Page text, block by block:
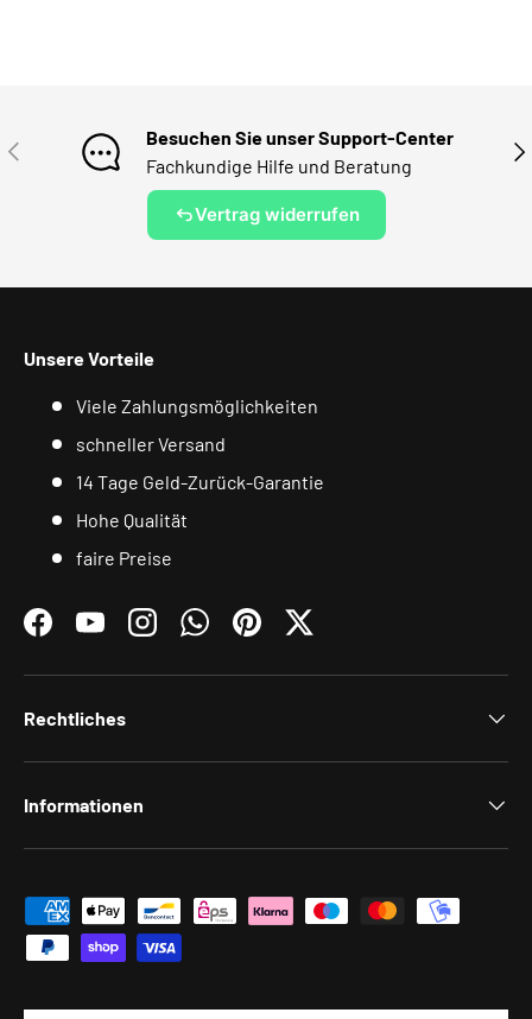
VORHERIGE
Besuchen Sie unser Support-Center
Fachkundige Hilfe und Beratung
Vertrag widerrufen
Unsere Vorteile
Viele Zahlungsmöglichkeiten
schneller Versand
14 Tage Geld-Zurück-Garantie
Hohe Qualität
faire Preise
FacebookYouTubeInstagramWhatsAppPinterestTwitter
Rechtliches
Informationen
Zahlungsmethoden